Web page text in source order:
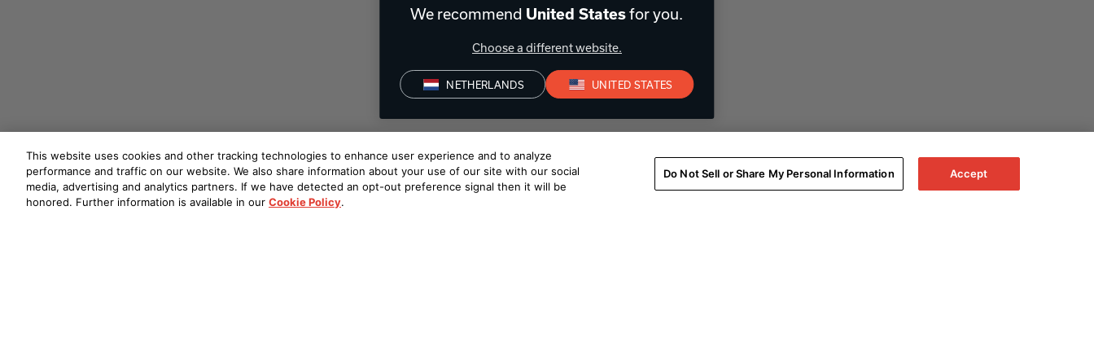
We recommend United Statesfor you.
Choose a different website.
NETHERLANDS UNITED STATES
This website uses cookies and other tracking technologies to enhance user experience and to analyze
performance and traffic on our website. We also share information about your use of our site with our social
media, advertising and analytics partners. If we have detected an opt-out preference signal then it will be
honored. Further information is available in our Cookie Policy.
Do Not Sell or Share My Personal Information Accept